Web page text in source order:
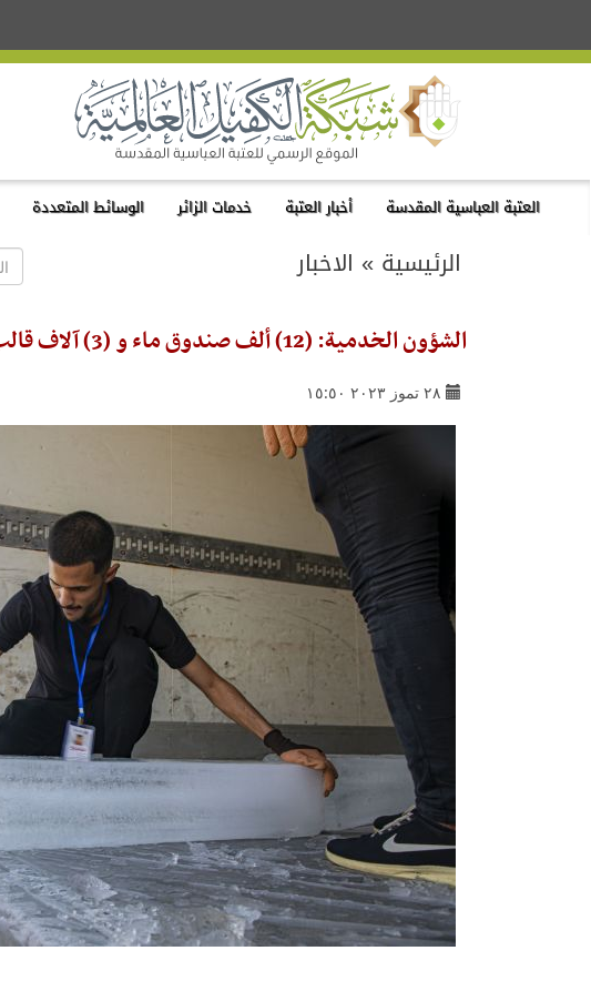
العتبة العباسية المقدسة أخبار العتبة خدمات الزائر الوسائط المتعددة
الرئيسية » الاخبار
الشؤون الخدمية: (12) ألف صندوق ماء و (3) آلاف قالب ثلج توزّع يوميّاً للمواكب الحسينية
٢٨ تموز ٢٠٢٣ ١٥:٥٠